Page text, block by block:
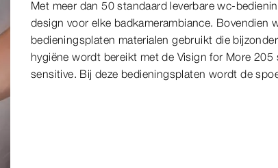
Met meer dan 50 standaard leverbare wc-
design voor elke badkamerambiance. Bovendien
bedieningsplaten materialen gebruikt die
hygiëne wordt bereikt met de Visign for More
sensitive. Bij deze bedieningsplaten wordt de